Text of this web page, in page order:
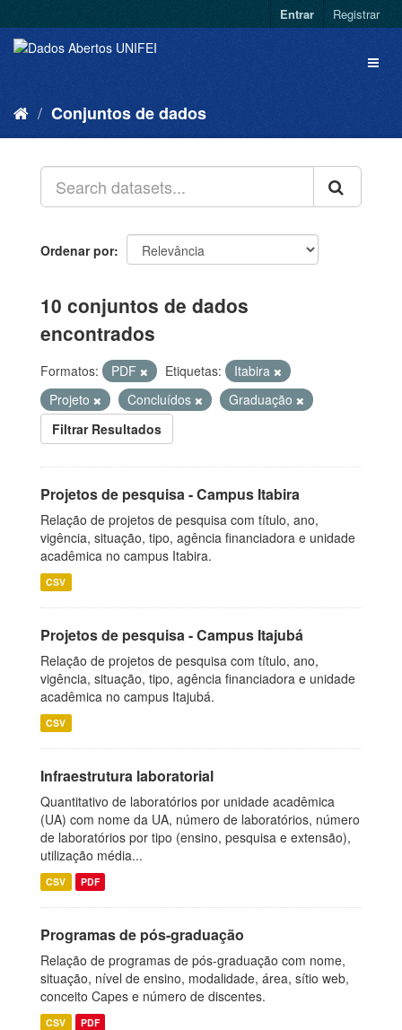
Entrar Registrar
Conjuntos de dados
Ordenar por
10 conjuntos de dados
encontrados
Formatos: PDF Etiquetas:
Itabira
Projeto
Concluídos
Graduação
Filtrar Resultados
Projetos de pesquisa - Campus Itabira
Relação de projetos de pesquisa com título, ano,
vigência, situação, tipo, agência financiadora e unidade
acadêmica no campus Itabira.
CSV
Projetos de pesquisa - Campus Itajubá
Relação de projetos de pesquisa com título, ano,
vigência, situação, tipo, agência financiadora e unidade
acadêmica no campus Itajubá.
CSV
Infraestrutura laboratorial
Quantitativo de laboratórios por unidade acadêmica
(UA) com nome da UA, número de laboratórios, número
de laboratórios por tipo (ensino, pesquisa e extensão),
utilização média...
CSV PDF
Programas de pós-graduação
Relação de programas de pós-graduação com nome,
situação, nível de ensino, modalidade, área, sítio web,
conceito Capes e número de discentes.
CSV PDF